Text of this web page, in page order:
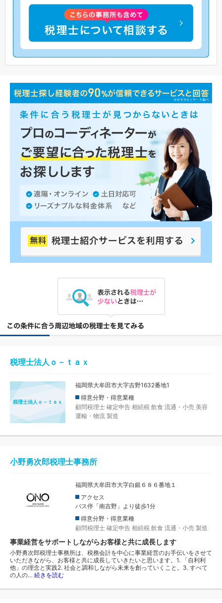
税理士法人ｏ－ｔａｘ
税理士法人ｏ－ｔａｘ
福岡県大牟田市大字吉野1632番地1
得意分野・得意業種
顧問税理士 確定申告 相続税 飲食 流通・小売 美容
運輸・物流 製造
小野勇次郎税理士事務所
福岡県大牟田市大字白銀６８６番地１
アクセス
バス停「南吉野」より徒歩1分
得意分野・得意業種
顧問税理士 確定申告 相続税 飲食 流通・小売 製造
事業経営をサポートしながらお客様と共に成長します
小野勇次郎税理士事務所は、税務会計を中心に事業経営のお手伝いをさせて
いただきながら、お客様と共に成長していきたいと思います。1. 「自利利
他」の理念と実践2. 社会と調和しながら未来を創っていくこと。3. すべて
の人の… 続きを読む